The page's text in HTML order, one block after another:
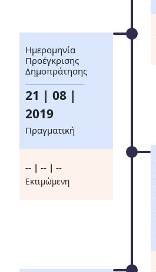
Ημερομηνία
Προέγκρισης
Δημοπράτησης
21 | 08 |
2019
Πραγματική
-- | -- | --
Eκτιμώμενη